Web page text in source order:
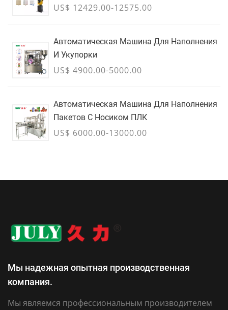
Картонных Коробок И Мешков &
US$ 12429.00-12575.00
Автоматическая Машина Для Наполнения
И Укупорки
US$ 4900.00-5000.00
Автоматическая Машина Для Наполнения
Пакетов С Носиком ПЛК
US$ 6000.00-13000.00
Мы надежная опытная производственная
компания.
Мы являемся профессиональным производителем